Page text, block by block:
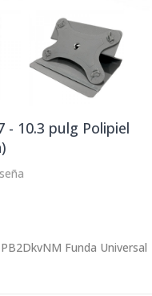
- 10.3 pulg Polipiel
Funda Universal